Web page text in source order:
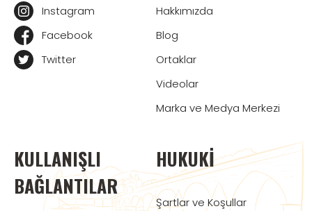
Instagram
Facebook
Twitter
Hakkımızda
Blog
Ortaklar
Videolar
Marka ve Medya Merkezi
KULLANIŞLI
BAĞLANTILAR
HUKUKI
Şartlar ve Koşullar